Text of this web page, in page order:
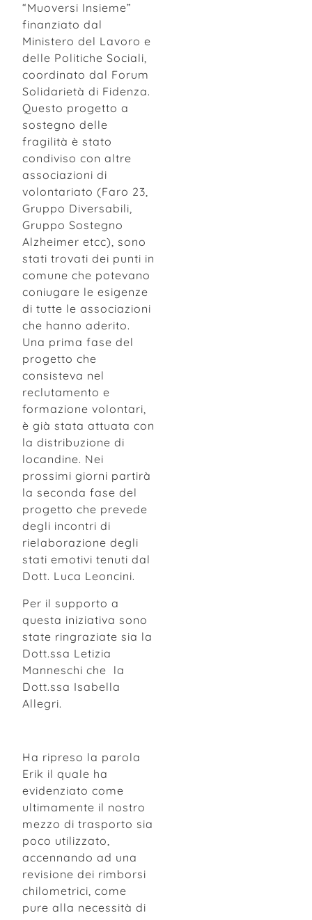
“Muoversi Insieme”
finanziato dal
Ministero del Lavoro e
delle Politiche Sociali,
coordinato dal Forum
Solidarietà di Fidenza.
Questo progetto a
sostegno delle
fragilità è stato
condiviso con altre
associazioni di
volontariato (Faro 23,
Gruppo Diversabili,
Gruppo Sostegno
Alzheimer etcc), sono
stati trovati dei punti in
comune che potevano
coniugare le esigenze
di tutte le associazioni
che hanno aderito.
Una prima fase del
progetto che
consisteva nel
reclutamento e
formazione volontari,
è già stata attuata con
la distribuzione di
locandine. Nei
prossimi giorni partirà
la seconda fase del
progetto che prevede
degli incontri di
rielaborazione degli
stati emotivi tenuti dal
Dott. Luca Leoncini.
Per il supporto a
questa iniziativa sono
state ringraziate sia la
Dott.ssa Letizia
Manneschi che la
Dott.ssa Isabella
Allegri.
Ha ripreso la parola
Erik il quale ha
evidenziato come
ultimamente il nostro
mezzo di trasporto sia
poco utilizzato,
accennando ad una
revisione dei rimborsi
chilometrici, come
pure alla necessità di